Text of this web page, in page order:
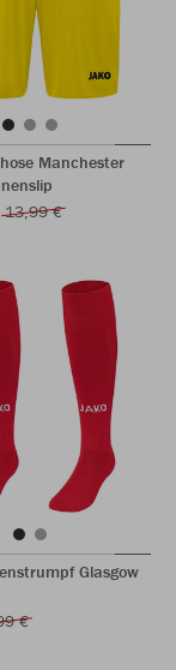
Manchester
13,99 €
Glasgow
€